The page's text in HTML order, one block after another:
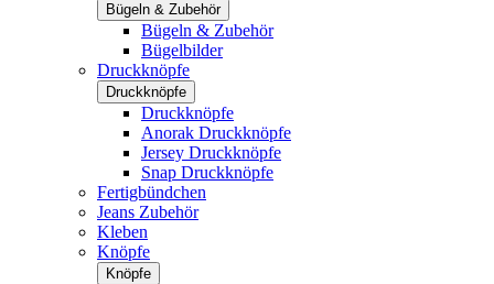
Bügeln & Zubehör
Bügeln & Zubehör
Bügelbilder
Druckknöpfe
Druckknöpfe
Druckknöpfe
Anorak Druckknöpfe
Jersey Druckknöpfe
Snap Druckknöpfe
Fertigbündchen
Jeans Zubehör
Kleben
Knöpfe
Knöpfe